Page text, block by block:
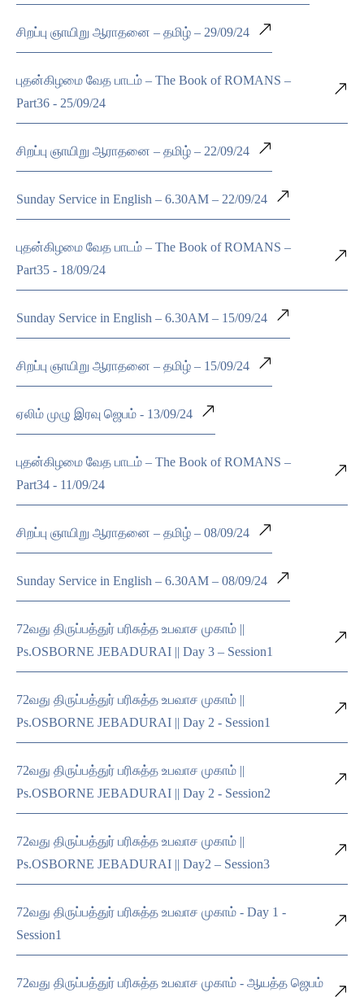
சிறப்பு ஞாயிறு ஆராதனை – தமிழ் – 29/09/24
புதன்கிழமை வேத பாடம் – The Book of ROMANS –
Part36 - 25/09/24
சிறப்பு ஞாயிறு ஆராதனை – தமிழ் – 22/09/24
Sunday Service in English – 6.30AM – 22/09/24
புதன்கிழமை வேத பாடம் – The Book of ROMANS –
Part35 - 18/09/24
Sunday Service in English – 6.30AM – 15/09/24
சிறப்பு ஞாயிறு ஆராதனை – தமிழ் – 15/09/24
ஏலிம் முழு இரவு ஜெபம் - 13/09/24
புதன்கிழமை வேத பாடம் – The Book of ROMANS –
Part34 - 11/09/24
சிறப்பு ஞாயிறு ஆராதனை – தமிழ் – 08/09/24
Sunday Service in English – 6.30AM – 08/09/24
72வது திருப்பத்துர் பரிசுத்த உபவாச முகாம் ||
Ps.OSBORNE JEBADURAI || Day 3 – Session1
72வது திருப்பத்துர் பரிசுத்த உபவாச முகாம் ||
Ps.OSBORNE JEBADURAI || Day 2 - Session1
72வது திருப்பத்துர் பரிசுத்த உபவாச முகாம் ||
Ps.OSBORNE JEBADURAI || Day 2 - Session2
72வது திருப்பத்துர் பரிசுத்த உபவாச முகாம் ||
Ps.OSBORNE JEBADURAI || Day2 – Session3
72வது திருப்பத்துர் பரிசுத்த உபவாச முகாம் - Day 1 -
Session1
72வது திருப்பத்துர் பரிசுத்த உபவாச முகாம் - ஆயத்த ஜெபம்